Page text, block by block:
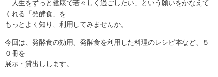
「人生をずっと健康で若々しく過ごしたい」という願いをかなえて
くれる「発酵食」を
もっとよく知り、利用してみませんか。
今回は、発酵食の効用、発酵食を利用した料理のレシピ本など、
５
０冊を
展示・貸出しします。